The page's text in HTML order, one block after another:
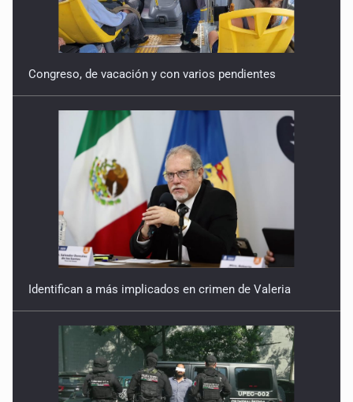
Congreso, de vacación y con varios pendientes
Identifican a más implicados en crimen de Valeria